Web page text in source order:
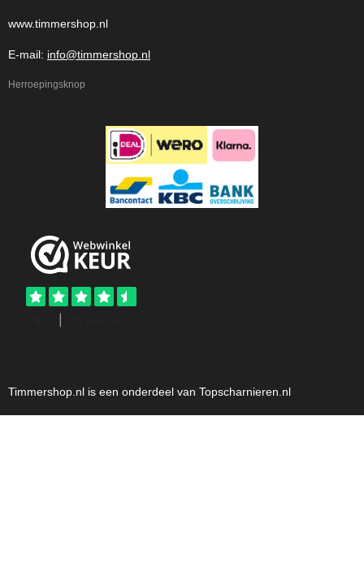
www.timmershop.nl
E-mail: info@timmershop.nl
Herroepingsknop
Timmershop.nl is een onderdeel van Topscharnieren.nl